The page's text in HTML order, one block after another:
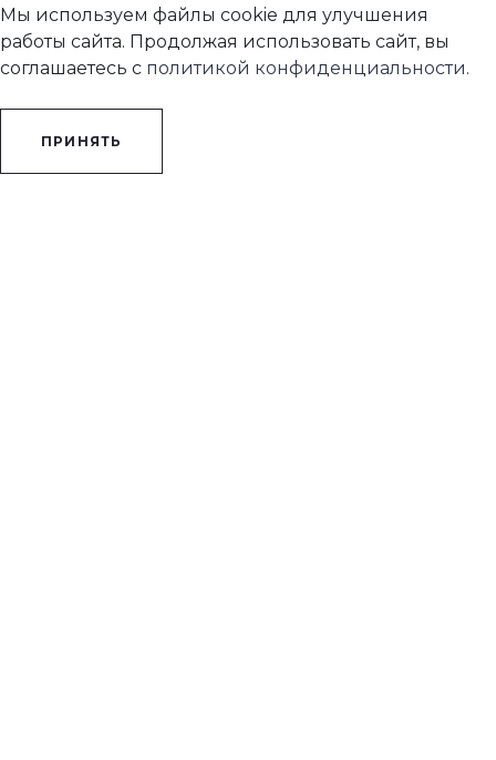
Мы используем файлы cookie для улучшения
работы сайта. Продолжая использовать сайт, вы
соглашаетесь с политикой конфиденциальности.
ПРИНЯТЬ